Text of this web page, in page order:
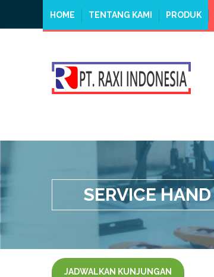
HOME TENTANG KAMI PRODUK
SERVICE
JADWALKAN KUNJUNGAN